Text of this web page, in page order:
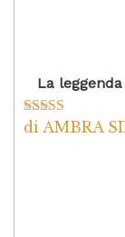
La
Valutato5su
di AMBRA